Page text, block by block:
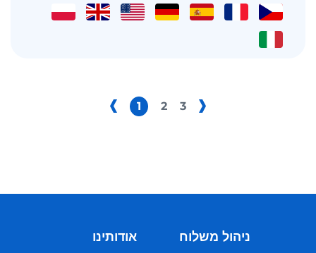
1 2 3
ניהול משלוח אודותינו